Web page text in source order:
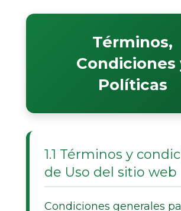
Términos,
Condiciones
Políticas
1.1 Términos y
de Uso del sitio web
Condiciones generales